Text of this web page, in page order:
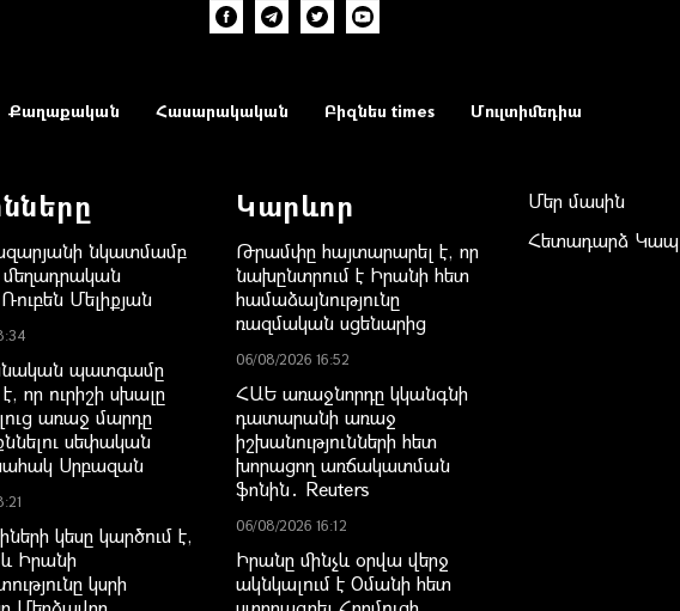
Քաղաքական Հասարակական Բիզնես times Մուլտիմեդիա
նկատմամբ
մեղադրական
Մելիքյան
պատգամը
որ ուրիշի սխալը
առաջ մարդը
սեփական
Սրբազան
կեսը կարծում է,
Իրանի
կսրի
Կարևոր
Թրամփը հայտարարել է, որ
նախընտրում է Իրանի հետ
համաձայնությունը
ռազմական սցենարից
06/08/2026 16:52
ՀԱԵ առաջնորդը կկանգնի
դատարանի առաջ
իշխանությունների հետ
խորացող առճակատման
ֆոնին․ Reuters
06/08/2026 16:12
Իրանը մինչև օրվա վերջ
ակնկալում է Օմանի հետ
Մեր մասին
Հետադարձ Կապ